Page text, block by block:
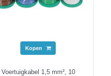
Kopen
Voertuigkabel 1,5 mm², 10